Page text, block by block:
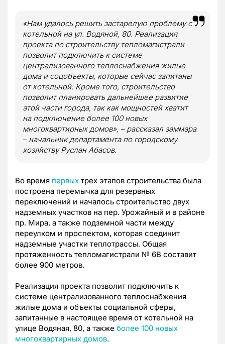
«Нам удалось решить застарелую проблему с
котельной на ул. Водяной, 80. Реализация
проекта по строительству тепломагистрали
позволит подключить к системе
централизованного теплоснабжения жилые
дома и соцобъекты, которые сейчас запитаны
от котельной. Кроме того, строительство
позволит планировать дальнейшее развитие
этой части города, так как мощностей хватит
на подключение более 100 новых
многоквартирных домов», – рассказал заммэра
– начальник департамента по городскому
хозяйству Руслан Абасов.
Во время первых трех этапов строительства была
построена перемычка для резервных
переключений и началось строительство двух
надземных участков на пер. Урожайный и в районе
пр. Мира, а также подземной части между
переулком и проспектом, которая соединит
надземные участки теплотрассы. Общая
протяженность тепломагистрали № 6В составит
более 900 метров.
Реализация проекта позволит подключить к
системе централизованного теплоснабжения
жилые дома и объекты социальной сферы,
запитанные в настоящее время от котельной на
улице Водяная, 80, а также более 100 новых
многоквартирных домов.